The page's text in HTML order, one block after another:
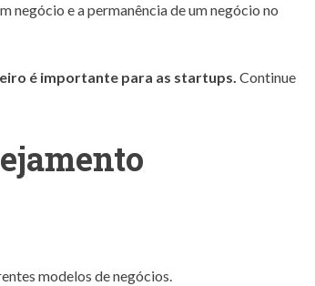
negócio e a permanência de um negócio no
é importante para as startups. Continue
modelos de negócios.